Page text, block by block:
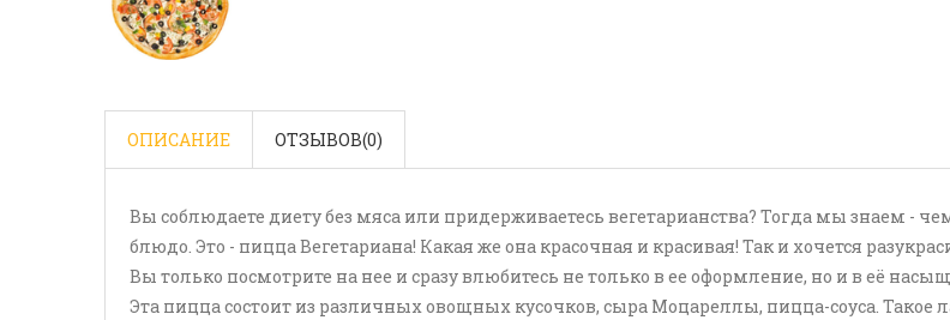
ОПИСАНИЕ ОТЗЫВОВ(0)
Вы соблюдаете диету без мяса или придерживаетесь вегетарианства? Тогда мы знаем -
блюдо. Это - пицца Вегетариана! Какая же она красочная и красивая! Так и хочется
Вы только посмотрите на нее и сразу влюбитесь не только в ее оформление, но и в её
Эта пицца состоит из различных овощных кусочков, сыра Моцареллы, пицца-соуса. Такое